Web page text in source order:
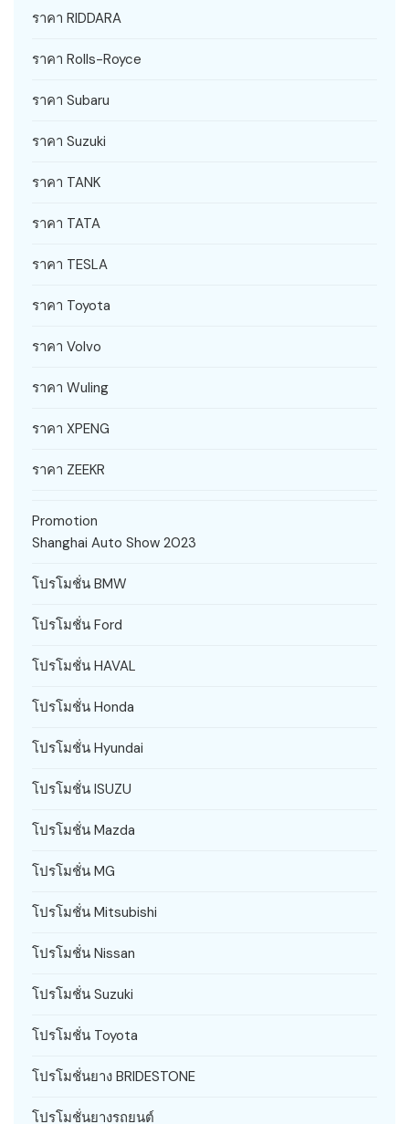
ราคา RIDDARA
ราคา Rolls-Royce
ราคา Subaru
ราคา Suzuki
ราคา TANK
ราคา TATA
ราคา TESLA
ราคา Toyota
ราคา Volvo
ราคา Wuling
ราคา XPENG
ราคา ZEEKR
Promotion
Shanghai Auto Show 2023
โปรโมชั่น BMW
โปรโมชั่น Ford
โปรโมชั่น HAVAL
โปรโมชั่น Honda
โปรโมชั่น Hyundai
โปรโมชั่น ISUZU
โปรโมชั่น Mazda
โปรโมชั่น MG
โปรโมชั่น Mitsubishi
โปรโมชั่น Nissan
โปรโมชั่น Suzuki
โปรโมชั่น Toyota
โปรโมชั่นยาง BRIDESTONE
โปรโมชั่นยางรถยนต์